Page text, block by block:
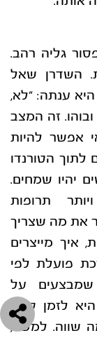
גליה רהב.
השדרן שאל
היא ענתה: “לא,
ובוהו. זה המצב
אפשר להיות
לתוך הטורנדו
יהיו שמחים.
ויותר תרופות
את מה שצריך
איך מייצרים
פועלת לפי
על
לזמן קצר,
שווה. למשל,